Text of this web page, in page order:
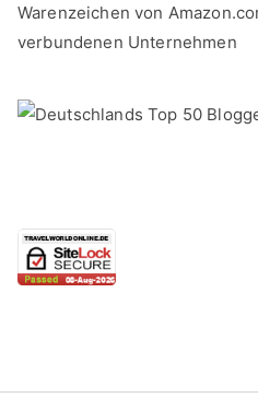
Warenzeichen von
verbundenen Unternehmen